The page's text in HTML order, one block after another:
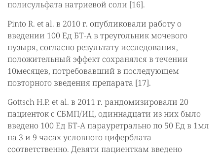
полисульфата натриевой соли [16].
Pinto R. et al. в 2010 г. опубликовали работу о
введении 100 Ед БТ-А в треугольник мочевого
пузыря, согласно результату исследования,
положительный эффект сохранялся в течении
10месяцев, потребовавший в последующем
повторного введения препарата [17].
Gottsch H.P. et al. в 2011 г. рандомизировали 20
пациенток с СБМП/ИЦ, одиннадцати из них было
введено 100 Ед БТ-А парауретрально по 50 Ед в 1мл
на 3 и 9 часах условного циферблата
соответственно. Девяти пациенткам введено